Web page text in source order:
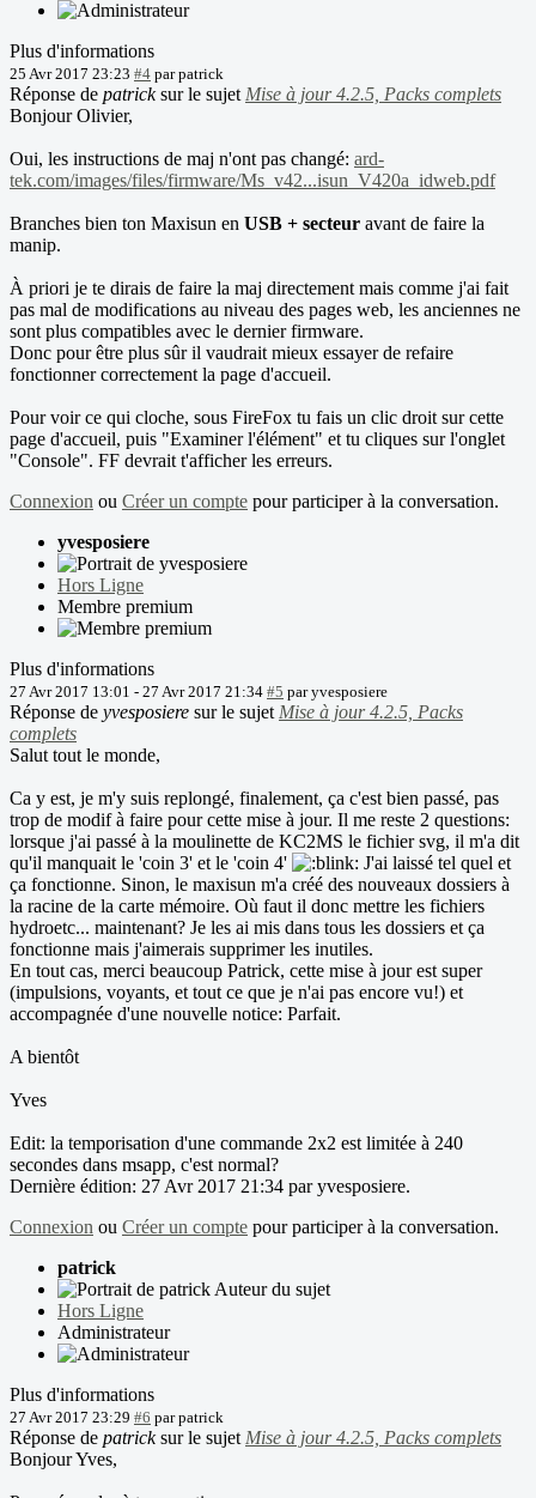
Plus d'informations
25 Avr 2017 23:23 #4 parpatrick
Réponse de patricksur le sujet Mise à jour 4.2.5, Packs complets
Bonjour Olivier,
Oui, les instructions de maj n'ont pas changé: ard-
tek.com/images/files/firmware/Ms_v42...isun_V420a_idweb.pdf
Branches bien ton Maxisun en USB + secteur avant de faire la
manip.
À priori je te dirais de faire la maj directement mais comme j'ai fait
pas mal de modifications au niveau des pages web, les anciennes ne
sont plus compatibles avec le dernier firmware.
Donc pour être plus sûr il vaudrait mieux essayer de refaire
fonctionner correctement la page d'accueil.
Pour voir ce qui cloche, sous FireFox tu fais un clic droit sur cette
page d'accueil, puis "Examiner l'élément" et tu cliques sur l'onglet
"Console". FF devrait t'afficher les erreurs.
Connexion ou Créer un compte pour participer à la conversation.
yvesposiere
Hors Ligne
Membre premium
Plus d'informations
27 Avr 2017 13:01 - 27 Avr 2017 21:34 #5 paryvesposiere
Réponse de yvesposiere sur le sujet Mise à jour 4.2.5, Packs
complets
Salut tout le monde,
Ca y est, je m'y suis replongé, finalement, ça c'est bien passé, pas
trop de modif à faire pour cette mise à jour. Il me reste 2 questions:
lorsque j'ai passé à la moulinette de KC2MS le fichier svg, il m'a dit
qu'il manquait le 'coin 3' et le 'coin 4'
J'ai laissé tel quel et
ça fonctionne. Sinon, le maxisun m'a créé des nouveaux dossiers à
la racine de la carte mémoire. Où faut il donc mettre les fichiers
hydroetc... maintenant? Je les ai mis dans tous les dossiers et ça
fonctionne mais j'aimerais supprimer les inutiles.
En tout cas, merci beaucoup Patrick, cette mise à jour est super
(impulsions, voyants, et tout ce que je n'ai pas encore vu!) et
accompagnée d'une nouvelle notice: Parfait.
A bientôt
Yves
Edit: la temporisation d'une commande 2x2 est limitée à 240
secondes dans msapp, c'est normal?
Dernière édition: 27 Avr 2017 21:34 paryvesposiere.
Connexion ou Créer un compte pour participer à la conversation.
patrick
Auteur du sujet
Hors Ligne
Administrateur
Plus d'informations
27 Avr 2017 23:29 #6 parpatrick
Réponse de patricksur le sujet Mise à jour 4.2.5, Packs complets
Bonjour Yves,